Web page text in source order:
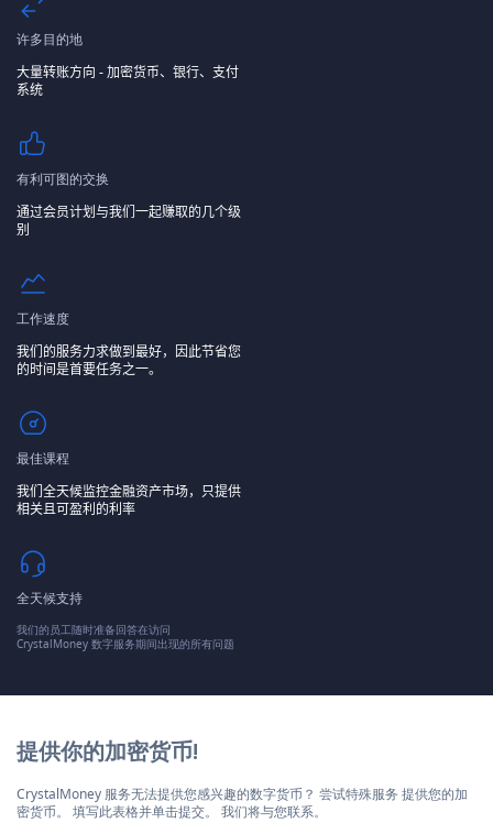
许多目的地
大量转账方向 - 加密货币、银行、支付
系统
有利可图的交换
通过会员计划与我们一起赚取的几个级
别
工作速度
我们的服务力求做到最好，因此节省您
的时间是首要任务之一。
最佳课程
我们全天候监控金融资产市场，只提供
相关且可盈利的利率
全天候支持
我们的员工随时准备回答在访问
CrystalMoney 数字服务期间出现的所有问题
提供你的加密货币!
CrystalMoney 服务无法提供您感兴趣的数字货币？ 尝试特殊服务 提供您的加
密货币。 填写此表格并单击提交。 我们将与您联系。